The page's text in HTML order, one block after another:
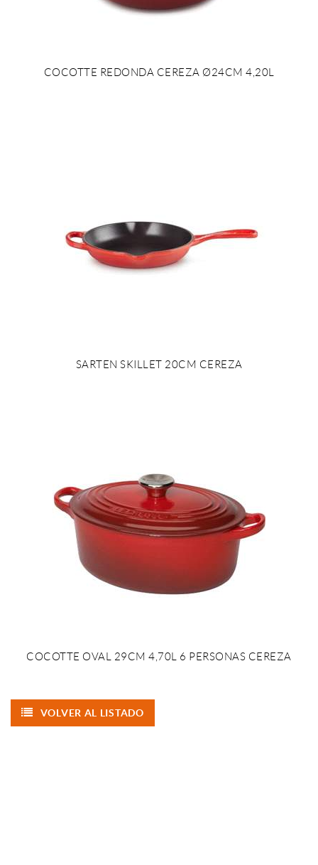
COCOTTE REDONDA CEREZA Ø24CM 4,20L
SARTEN SKILLET 20CM CEREZA
COCOTTE OVAL 29CM 4,70L 6 PERSONAS CEREZA
VOLVER AL LISTADO